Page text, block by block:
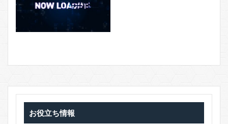
お役立ち情報